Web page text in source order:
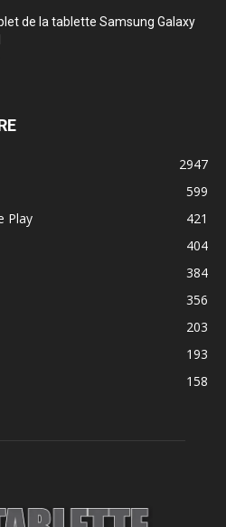
de la tablette Samsung Galaxy
2947
599
Play
421
404
384
356
203
193
158